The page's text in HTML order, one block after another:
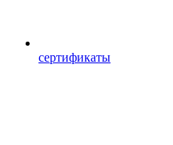
сертификаты